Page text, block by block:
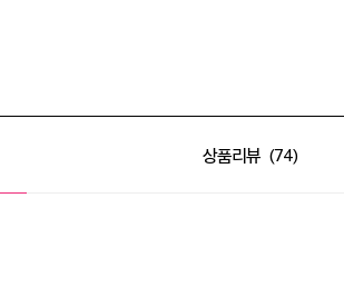
상품리뷰 74